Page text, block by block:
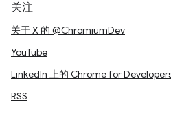
关注
关于 X 的 @ChromiumDev
YouTube
LinkedIn 上的 Chrome for
RSS